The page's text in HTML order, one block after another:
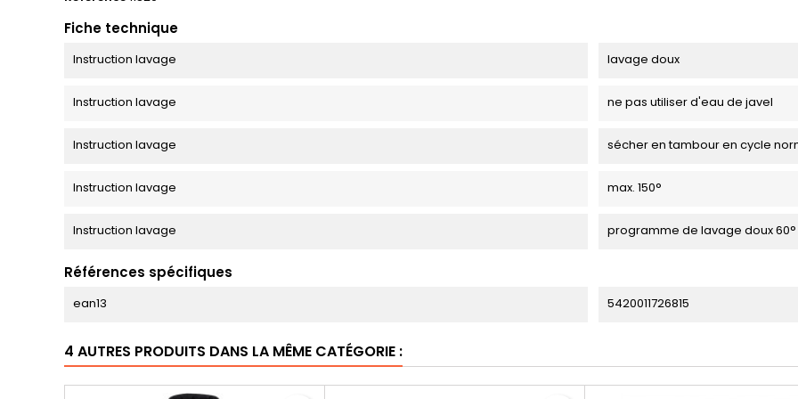
Fiche technique
Instruction lavage lavage doux
Instruction lavage ne pas utiliser d'eau de javel
Instruction lavage sécher en tambour en cycle
Instruction lavage max. 150°
Instruction lavage programme de lavage doux 60°
Références spécifiques
ean13 5420011726815
4 AUTRES PRODUITS DANS LA MÊME CATÉGORIE :